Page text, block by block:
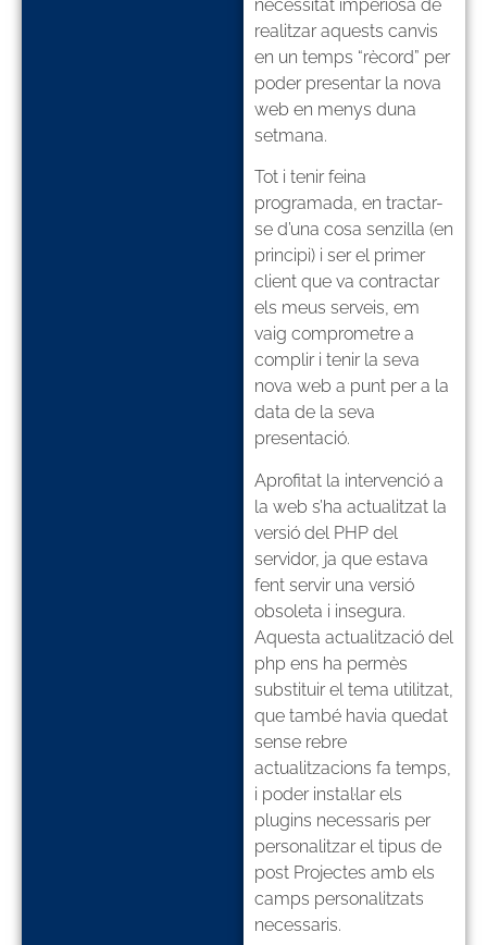
necessitat imperiosa de
realitzar aquests canvis
en un temps “rècord” per
poder presentar la nova
web en menys duna
setmana.
Tot i tenir feina
programada, en tractar-
se d’una cosa senzilla (en
principi) i ser el primer
client que va contractar
els meus serveis, em
vaig comprometre a
complir i tenir la seva
nova web a punt per a la
data de la seva
presentació.
Aprofitat la intervenció a
la web s’ha actualitzat la
versió del PHP del
servidor, ja que estava
fent servir una versió
obsoleta i insegura.
Aquesta actualització del
php ens ha permès
substituir el tema utilitzat,
que també havia quedat
sense rebre
actualitzacions fa temps,
i poder instal·lar els
plugins necessaris per
personalitzar el tipus de
post Projectes amb els
camps personalitzats
necessaris.